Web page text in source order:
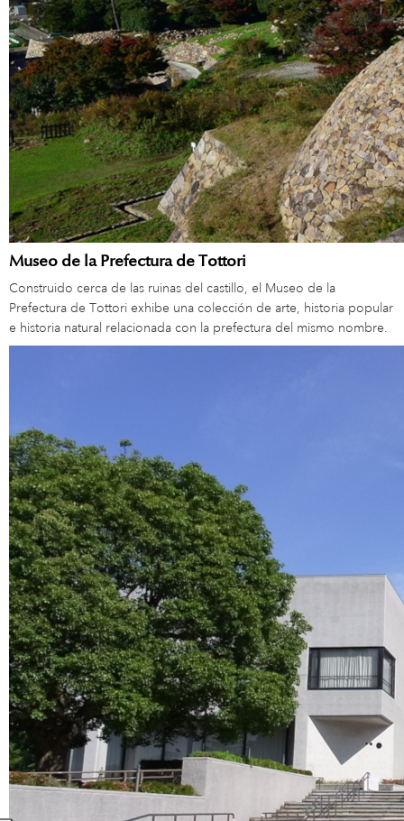
Museo de la Prefectura de Tottori
Construido cerca de las ruinas del castillo, el Museo de la
Prefectura de Tottori exhibe una colección de arte, historia popular
e historia natural relacionada con la prefectura del mismo nombre.